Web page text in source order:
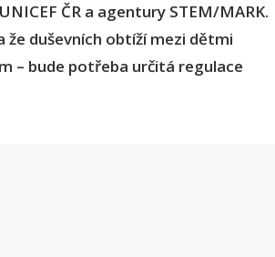
ČR a agentury STEM/MARK.
že duševních obtíží mezi dětmi
– bude potřeba určitá regulace